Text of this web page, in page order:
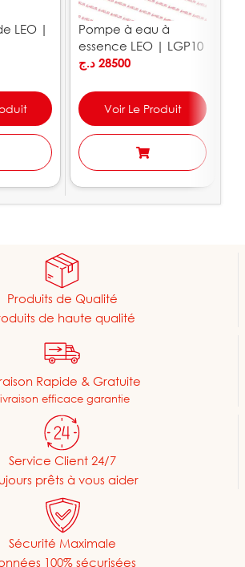
LEO |
Pompe à eau à
essence LEO | LGP10
28500 د.ج
Voir Le Produit
Produits de Qualité
de haute qualité
Rapide & Gratuite
efficace garantie
Service Client 24/7
prêts à vous aider
Sécurité Maximale
100% sécurisées